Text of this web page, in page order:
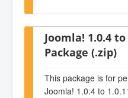
Joomla! 1.0.4
Package (.zip)
This package is for
Joomla! 1.0.4 to